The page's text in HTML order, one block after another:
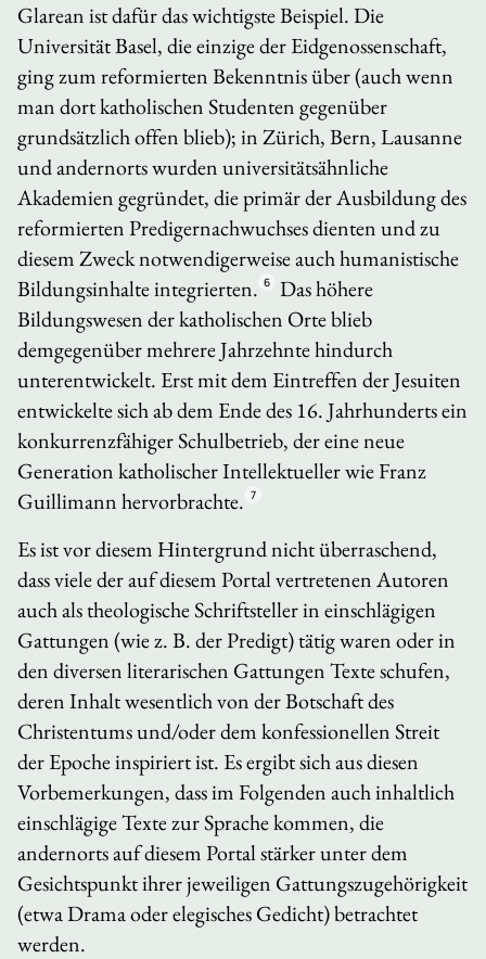
Glarean ist dafür das wichtigste Beispiel. Die
Universität Basel, die einzige der Eidgenossenschaft,
ging zum reformierten Bekenntnis über (auch wenn
man dort katholischen Studenten gegenüber
grundsätzlich offen blieb); in Zürich, Bern, Lausanne
und andernorts wurden universitätsähnliche
Akademien gegründet, die primär der Ausbildung des
reformierten Predigernachwuchses dienten und zu
diesem Zweck notwendigerweise auch humanistische
Bildungsinhalte integrierten. 6
Das höhere
Bildungswesen der katholischen Orte blieb
demgegenüber mehrere Jahrzehnte hindurch
unterentwickelt. Erst mit dem Eintreffen der Jesuiten
entwickelte sich ab dem Ende des 16. Jahrhunderts ein
konkurrenzfähiger Schulbetrieb, der eine neue
Generation katholischer Intellektueller wie Franz
Guillimann hervorbrachte. 7
Es ist vor diesem Hintergrund nicht überraschend,
dass viele der auf diesem Portal vertretenen Autoren
auch als theologische Schriftsteller in einschlägigen
Gattungen (wie z. B. der Predigt) tätig waren oder in
den diversen literarischen Gattungen Texte schufen,
deren Inhalt wesentlich von der Botschaft des
Christentums und/oder dem konfessionellen Streit
der Epoche inspiriert ist. Es ergibt sich aus diesen
Vorbemerkungen, dass im Folgenden auch inhaltlich
einschlägige Texte zur Sprache kommen, die
andernorts auf diesem Portal stärker unter dem
Gesichtspunkt ihrer jeweiligen Gattungszugehörigkeit
(etwa Drama oder elegisches Gedicht) betrachtet
werden.